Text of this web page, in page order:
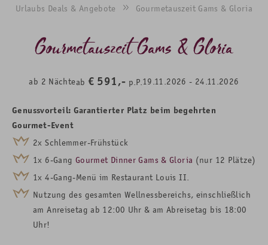
Urlaubs Deals & Angebote
Gourmetauszeit Gams & Gloria
Gourmetauszeit Gams & Gloria
ab 2 Nächteab € 591,- p.P.19.11.2026 - 24.11.2026
Genussvorteil: Garantierter Platz beim begehrten
Gourmet-Event
2x Schlemmer-Frühstück
1x 6-Gang Gourmet Dinner Gams & Gloria (nur 12 Plätze)
1x 4-Gang-Menü im Restaurant Louis II.
Nutzung des gesamten Wellnessbereichs, einschließlich
am Anreisetag ab 12:00 Uhr & am Abreisetag bis 18:00
Uhr!